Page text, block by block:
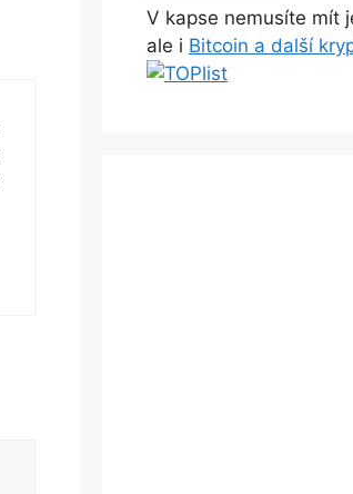
V kapse nemusíte mít
ale i Bitcoin a další